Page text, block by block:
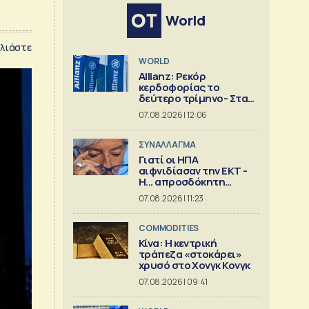
World
WORLD
Allianz: Ρεκόρ
κερδοφορίας το
δεύτερο τρίμηνο- Στα
4,87 δισ. τα λειτουργικά
κέρδη του ομίλου
07.08.2026 | 12:06
ΣΥΝΑΛΛΑΓΜΑ
Γιατί οι ΗΠΑ
αιφνιδίασαν την ΕΚΤ -
Η... απροσδόκητη
κίνηση
07.08.2026 | 11:23
COMMODITIES
Κίνα: Η κεντρική
τράπεζα «στοκάρει»
χρυσό στο Χονγκ Κονγκ
07.08.2026 | 09:41